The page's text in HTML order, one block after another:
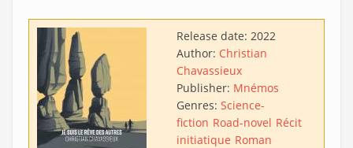
Release date: 2022
Author: Christian
Chavassieux
Publisher: Mnémos
Genres: Science-
fiction Road-novel Récit
initiatique Roman